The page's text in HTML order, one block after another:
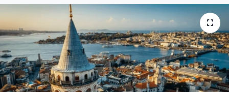
Resmi İlanlar
Rüya Tabirleri